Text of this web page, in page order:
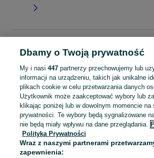
Świece i świeczniki - Śląskie
Świece i świeczniki -
KATEGORIA
Mapa kategorii
Mapa miejscowości
Mapa ministron
Dbamy o Twoją prywatność
My i nasi 447partnerzy przechowujemy lub
informacji na urządzeniu, takich jak unikalne
plikach cookie w celu przetwarzania danych
Użytkownik może zaakceptować wybory lub
klikając poniżej lub w dowolnym momencie na
prywatności. Te wybory będą sygnalizowane
nie będą miały wpływu na dane przeglądania.
Polityka Prywatności
Wraz z naszymi partnerami
zapewnienia: